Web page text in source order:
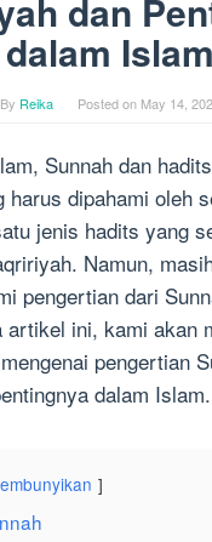
dan
dalam Islam
By Reika Posted on May 14,
Sunnah dan
harus dipahami oleh
jenis hadits yang
Namun,
pengertian dari
artikel ini, kami akan
pengertian
dalam Islam.